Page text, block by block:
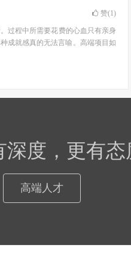
赞(1)
过程中所需要花费的心血只有亲身
成就感真的无法言喻。高端项目如
深度，更有态
高端人才